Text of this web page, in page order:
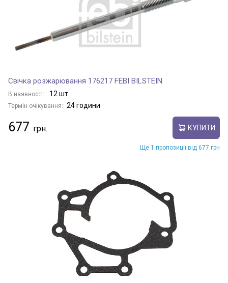
Свічка розжарювання 176217 FEBI BILSTEIN
В наявності: 12 шт.
Термін очікування: 24 години
677 КУПИТИ
Ще 1 пропозиції від 677 грн